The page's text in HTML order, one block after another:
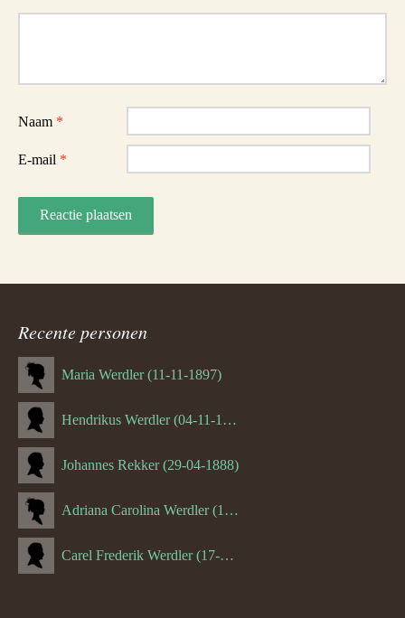
Naam *
E-mail *
Recente personen
Maria Werdler (11-11-1897)
Hendrikus Werdler (04-11-1904)
Johannes Rekker (29-04-1888)
Adriana Carolina Werdler (18-02-1884)
Carel Frederik Werdler (17-06-1893)